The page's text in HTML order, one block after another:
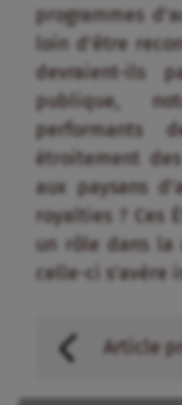
programmes
loin d’être
devraient-ils
publique,
performants
étroitement
aux paysans
royalties ? Ces
un rôle dans la
celle-ci s’avère
Article